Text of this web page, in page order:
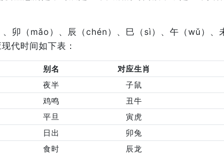
卯（mǎo）、辰（chén）、巳（sì）、午（wǔ）、
代时间如下表：
别名 对应生肖
夜半 子鼠
鸡鸣 丑牛
平旦 寅虎
日出 卯兔
食时 辰龙